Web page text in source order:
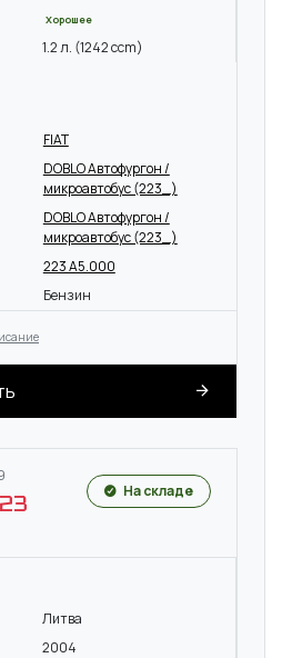
Хорошее
1.2 л. (1242 ccm)
FIAT
DOBLO Автофургон /
микроавтобус (223_)
DOBLO Автофургон /
микроавтобус (223_)
223 A5.000
Бензин
На складе
Литва
2004